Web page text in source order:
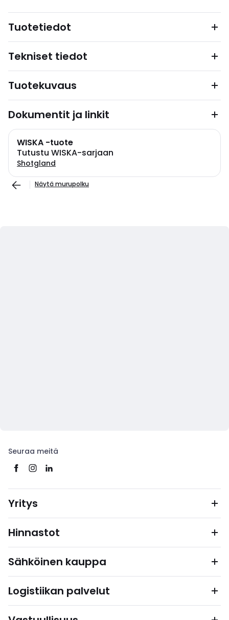
Tuotetiedot
Tekniset tiedot
Tuotekuvaus
Dokumentit ja linkit
WISKA -tuote
Tutustu WISKA-sarjaan
Shotgland
Näytä murupolku
Seuraa meitä
Yritys
Hinnastot
Sähköinen kauppa
Logistiikan palvelut